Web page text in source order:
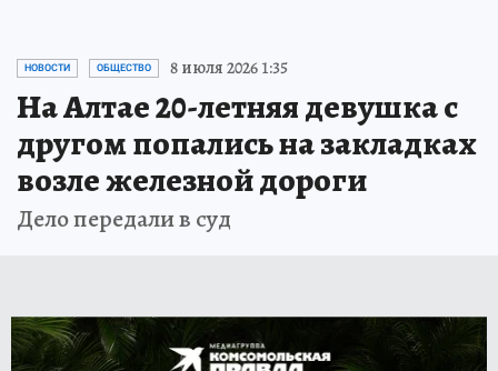
НОВОСТИ ОБЩЕСТВО 8 июля 2026 1:35
На Алтае 20-летняя девушка с
другом попались на закладках
возле железной дороги
Дело передали в суд